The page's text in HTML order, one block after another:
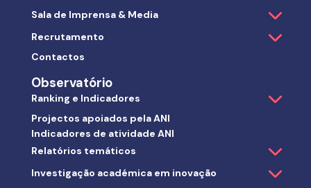
Sala de Imprensa & Media
Recrutamento
Contactos
Observatório
Ranking e Indicadores
Projectos apoiados pela ANI
Indicadores de atividade ANI
Relatórios temáticos
Investigação académica em inovação